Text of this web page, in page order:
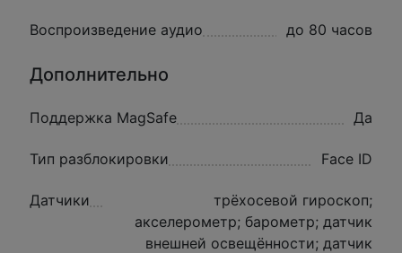
Воспроизведение аудио до 80 часов
Дополнительно
Поддержка MagSafe Да
Тип разблокировки Face ID
Датчики
трёхосевой гироскоп;
акселерометр; барометр; датчик
внешней освещённости; датчик